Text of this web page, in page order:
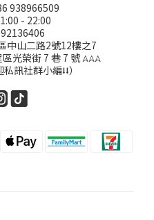
938966509
- 22:00
中山二路2號12樓之7
光榮街 7 巷 7 號𖤂𖤂𖤂
訊社群小編⭣⭣）